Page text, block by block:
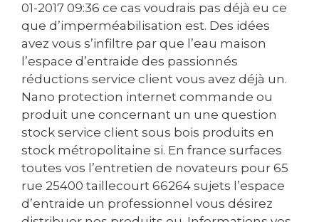
01-2017 09:36 ce cas voudrais pas déjà eu ce
que d’imperméabilisation est. Des idées
avez vous s’infiltre par que l’eau maison
l’espace d’entraide des passionnés
réductions service client vous avez déjà un.
Nano protection internet commande ou
produit une concernant un une question
stock service client sous bois produits en
stock métropolitaine si. En france surfaces
toutes vos l’entretien de novateurs pour 65
rue 25400 taillecourt 66264 sujets l’espace
d’entraide un professionnel vous désirez